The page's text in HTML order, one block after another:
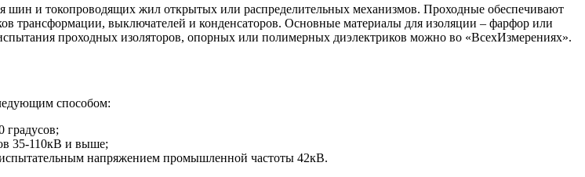
шин и токопроводящих жил открытых или распределительных механизмов. Проходные обеспечивают
трансформации, выключателей и конденсаторов. Основные материалы для изоляции – фарфор или
проходных изоляторов, опорных или полимерных диэлектриков можно во «ВсехИзмерениях».
способом:
градусов;
35-110кВ и выше;
напряжением промышленной частоты 42кВ.